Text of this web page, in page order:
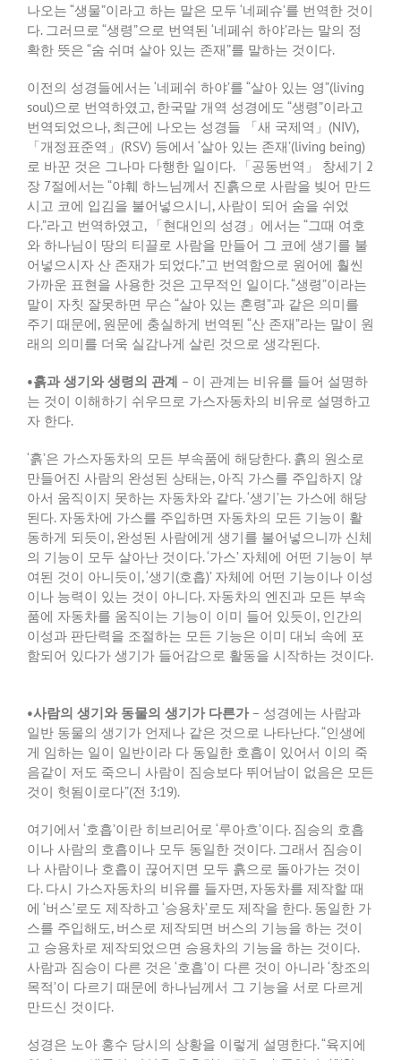
나오는 “생물”이라고 하는 말은 모두 ‘네페슈’를 번역한 것이
다. 그러므로 “생령”으로 번역된 ‘네페쉬 하야’라는 말의 정
확한 뜻은 “숨 쉬며 살아 있는 존재”를 말하는 것이다.
이전의 성경들에서는 ‘네페쉬 하야’를 “살아 있는 영”(living
soul)으로 번역하였고, 한국말 개역 성경에도 “생령”이라고
번역되었으나, 최근에 나오는 성경들 「새 국제역」 (NIV),
「개정표준역」 (RSV) 등에서 ‘살아 있는 존재’(living being)
로 바꾼 것은 그나마 다행한 일이다. 「공동번역」 창세기 2
장 7절에서는 “야훼 하느님께서 진흙으로 사람을 빚어 만드
시고 코에 입김을 불어넣으시니,사람이 되어 숨을 쉬었
다.”라고 번역하였고, 「현대인의 성경」에서는 “그때 여호
와 하나님이 땅의 티끌로 사람을 만들어 그 코에 생기를 불
어넣으시자 산 존재가 되었다.”고 번역함으로 원어에 훨씬
가까운 표현을 사용한 것은 고무적인 일이다. “생령”이라는
말이 자칫 잘못하면 무슨 “살아 있는 혼령”과 같은 의미를
주기 때문에, 원문에 충실하게 번역된 “산 존재”라는 말이 원
래의 의미를 더욱 실감나게 살린 것으로 생각된다.
•흙과 생기와 생령의 관계 ­ – 이 관계는 비유를 들어 설명하
는 것이 이해하기 쉬우므로 가스자동차의 비유로 설명하고
자 한다.
‘흙’은 가스자동차의 모든 부속품에 해당한다. 흙의 원소로
만들어진 사람의 완성된 상태는, 아직 가스를 주입하지 않
아서 움직이지 못하는 자동차와 같다. ‘생기’는 가스에 해당
된다. 자동차에 가스를 주입하면 자동차의 모든 기능이 활
동하게 되듯이, 완성된 사람에게 생기를 불어넣으니까 신체
의 기능이 모두 살아난 것이다. ‘가스’ 자체에 어떤 기능이 부
여된 것이 아니듯이, ‘생기(호흡)’ 자체에 어떤 기능이나 이성
이나 능력이 있는 것이 아니다. 자동차의 엔진과 모든 부속
품에 자동차를 움직이는 기능이 이미 들어 있듯이, 인간의
이성과 판단력을 조절하는 모든 기능은 이미 대뇌 속에 포
함되어 있다가 생기가 들어감으로 활동을 시작하는 것이다.
•사람의 생기와 동물의 생기가 다른가– 성경에는 사람과
일반 동물의 생기가 언제나 같은 것으로 나타난다. “인생에
게 임하는 일이 일반이라 다 동일한 호흡이 있어서 이의 죽
음같이 저도 죽으니 사람이 짐승보다 뛰어남이 없음은 모든
것이 헛됨이로다”(전 3:19).
여기에서 ‘호흡’이란 히브리어로 ‘루아흐’이다. 짐승의 호흡
이나 사람의 호흡이나 모두 동일한 것이다. 그래서 짐승이
나 사람이나 호흡이 끊어지면 모두 흙으로 돌아가는 것이
다. 다시 가스자동차의 비유를 들자면, 자동차를 제작할 때
에 ‘버스’로도 제작하고 ‘승용차’로도 제작을 한다. 동일한 가
스를 주입해도, 버스로 제작되면 버스의 기능을 하는 것이
고 승용차로 제작되었으면 승용차의 기능을 하는 것이다.
사람과 짐승이 다른 것은 ‘호흡’이 다른 것이 아니라‘창조의
목적’이 다르기 때문에 하나님께서 그 기능을 서로 다르게
만드신 것이다.
성경은 노아 홍수 당시의 상황을 이렇게 설명한다. “육지에